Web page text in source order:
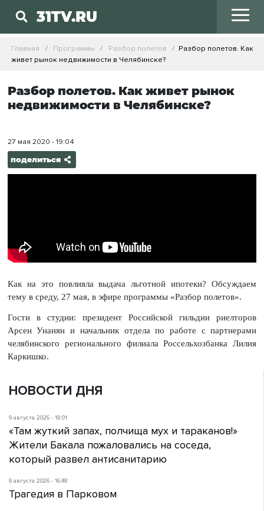
31TV.RU
Главная Программы Разбор полетов
Разбор полетов. Как
живет рынок недвижимости в Челябинске?
Разбор полетов. Как живет рынок
недвижимости в Челябинске?
27 мая 2020 - 19:04
поделиться
Как на это повлияла выдача льготной ипотеки? Обсуждаем
тему в среду, 27 мая, в эфире программы «Разбор полетов».
Гости в студии: президент Российской гильдии риелторов
Арсен Унанян и начальник отдела по работе с партнерами
челябинского регионального филиала Россельхозбанка Лилия
Каркишко.
НОВОСТИ ДНЯ
9 августа 2026 - 18:01
«Там жуткий запах, полчища мух и тараканов!»
Жители Бакала пожаловались на соседа,
который развел антисанитарию
9 августа 2026 - 16:48
Трагедия в Парковом